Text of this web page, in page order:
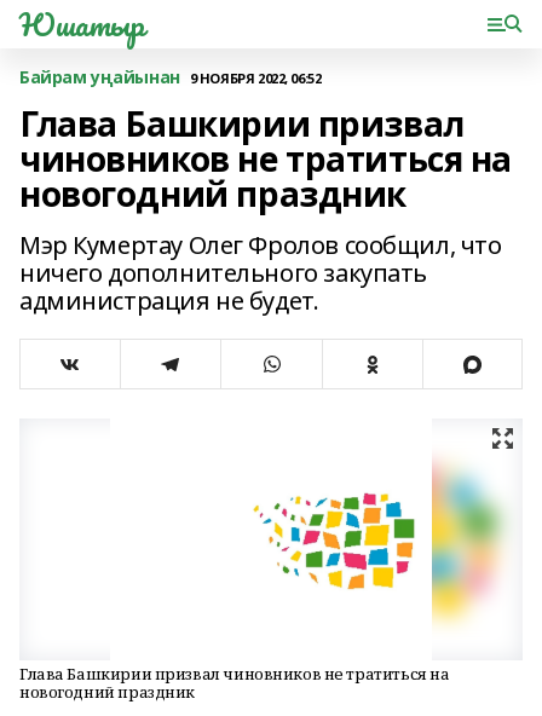
Юшатыр
Байрам уңайынан 9 НОЯБРЯ 2022, 06:52
Глава Башкирии призвал
чиновников не тратиться на
новогодний праздник
Мэр Кумертау Олег Фролов сообщил, что
ничего дополнительного закупать
администрация не будет.
Глава Башкирии призвал чиновников не тратиться на
новогодний праздник